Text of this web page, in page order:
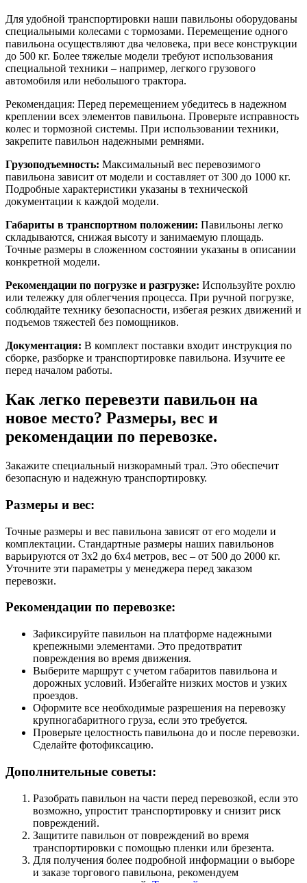
Для удобной транспортировки наши павильоны оборудованы
специальными колесами с тормозами. Перемещение одного
павильона осуществляют два человека, при весе конструкции
до 500 кг. Более тяжелые модели требуют использования
специальной техники – например, легкого грузового
автомобиля или небольшого трактора.
Рекомендация: Перед перемещением убедитесь в надежном
креплении всех элементов павильона. Проверьте исправность
колес и тормозной системы. При использовании техники,
закрепите павильон надежными ремнями.
Грузоподъемность: Максимальный вес перевозимого
павильона зависит от модели и составляет от 300 до 1000 кг.
Подробные характеристики указаны в технической
документации к каждой модели.
Габариты в транспортном положении: Павильоны легко
складываются, снижая высоту и занимаемую площадь.
Точные размеры в сложенном состоянии указаны в описании
конкретной модели.
Рекомендации по погрузке и разгрузке: Используйте рохлю
или тележку для облегчения процесса. При ручной погрузке,
соблюдайте технику безопасности, избегая резких движений и
подъемов тяжестей без помощников.
Документация: В комплект поставки входит инструкция по
сборке, разборке и транспортировке павильона. Изучите ее
перед началом работы.
Как легко перевезти павильон на
новое место? Размеры, вес и
рекомендации по перевозке.
Закажите специальный низкорамный трал. Это обеспечит
безопасную и надежную транспортировку.
Размеры и вес:
Точные размеры и вес павильона зависят от его модели и
комплектации. Стандартные размеры наших павильонов
варьируются от 3х2 до 6х4 метров, вес – от 500 до 2000 кг.
Уточните эти параметры у менеджера перед заказом
перевозки.
Рекомендации по перевозке:
Зафиксируйте павильон на платформе надежными
крепежными элементами. Это предотвратит
повреждения во время движения.
Выберите маршрут с учетом габаритов павильона и
дорожных условий. Избегайте низких мостов и узких
проездов.
Оформите все необходимые разрешения на перевозку
крупногабаритного груза, если это требуется.
Проверьте целостность павильона до и после перевозки.
Сделайте фотофиксацию.
Дополнительные советы:
Разобрать павильон на части перед перевозкой, если это
возможно, упростит транспортировку и снизит риск
повреждений.
Защитите павильон от повреждений во время
транспортировки с помощью пленки или брезента.
Для получения более подробной информации о выборе
и заказе торгового павильона, рекомендуем